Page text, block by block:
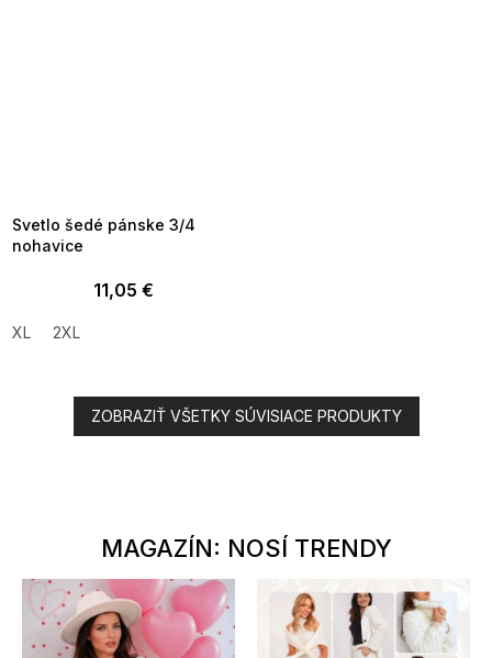
Svetlo šedé pánske 3/4
nohavice
11,05 €
XL 2XL
ZOBRAZIŤ VŠETKY SÚVISIACE PRODUKTY
MAGAZÍN: NOSÍ TRENDY